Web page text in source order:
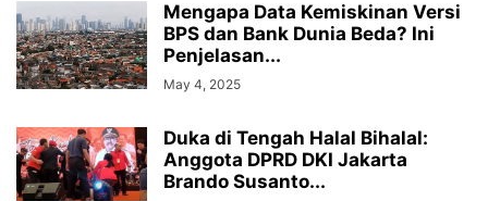
Mengapa Data Kemiskinan Versi
BPS dan Bank Dunia Beda? Ini
Penjelasan...
May 4, 2025
Duka di Tengah Halal Bihalal:
Anggota DPRD DKI Jakarta
Brando Susanto...